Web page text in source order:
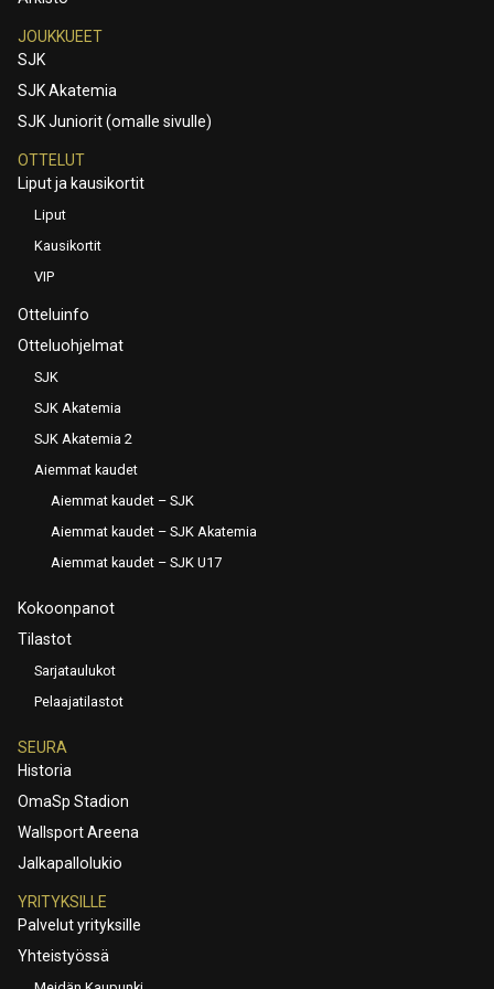
JOUKKUEET
SJK
SJK Akatemia
SJK Juniorit (omalle sivulle)
OTTELUT
Liput ja kausikortit
Liput
Kausikortit
VIP
Otteluinfo
Otteluohjelmat
SJK
SJK Akatemia
SJK Akatemia 2
Aiemmat kaudet
Aiemmat kaudet – SJK
Aiemmat kaudet – SJK Akatemia
Aiemmat kaudet – SJK U17
Kokoonpanot
Tilastot
Sarjataulukot
Pelaajatilastot
SEURA
Historia
OmaSp Stadion
Wallsport Areena
Jalkapallolukio
YRITYKSILLE
Palvelut yrityksille
Yhteistyössä